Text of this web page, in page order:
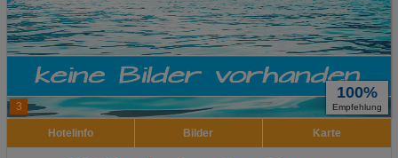
3
100%
Empfehlung
Hotelinfo Bilder Karte